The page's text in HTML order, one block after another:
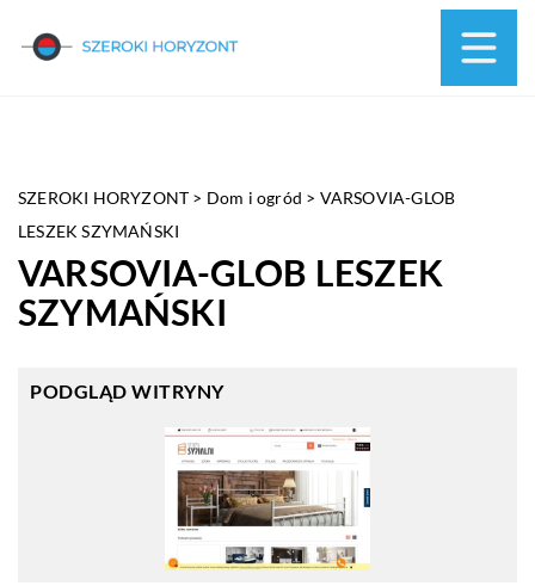
SZEROKI HORYZONT > Dom i ogród > VARSOVIA-GLOB
LESZEK SZYMAŃSKI
VARSOVIA-GLOB LESZEK
SZYMAŃSKI
PODGLĄD WITRYNY